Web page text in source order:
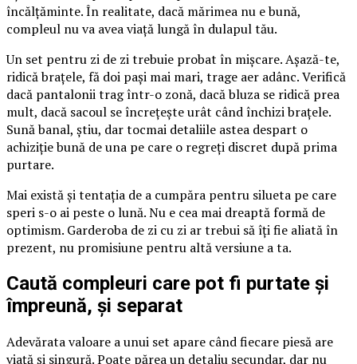
încălțăminte. În realitate, dacă mărimea nu e bună,
compleul nu va avea viață lungă în dulapul tău.
Un set pentru zi de zi trebuie probat în mișcare. Așază-te,
ridică brațele, fă doi pași mai mari, trage aer adânc. Verifică
dacă pantalonii trag într-o zonă, dacă bluza se ridică prea
mult, dacă sacoul se încrețește urât când închizi brațele.
Sună banal, știu, dar tocmai detaliile astea despart o
achiziție bună de una pe care o regreți discret după prima
purtare.
Mai există și tentația de a cumpăra pentru silueta pe care
speri s-o ai peste o lună. Nu e cea mai dreaptă formă de
optimism. Garderoba de zi cu zi ar trebui să îți fie aliată în
prezent, nu promisiune pentru altă versiune a ta.
Caută compleuri care pot fi purtate și
împreună, și separat
Adevărata valoare a unui set apare când fiecare piesă are
viață și singură. Poate părea un detaliu secundar, dar nu